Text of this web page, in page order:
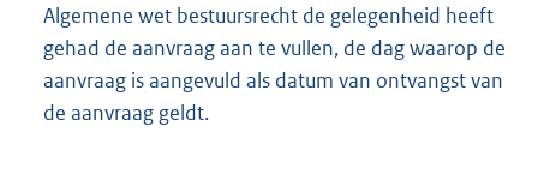
Algemene wet bestuursrecht de gelegenheid heeft
gehad de aanvraag aan te vullen, de dag waarop de
aanvraag is aangevuld als datum van ontvangst van
de aanvraag geldt.